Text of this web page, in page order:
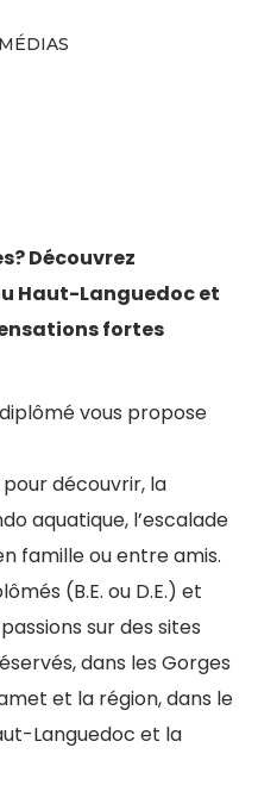
Découvrez
Haut-Languedoc et
fortes
vous propose
découvrir, la
aquatique, l’escalade
famille ou entre amis.
(B.E. ou D.E.) et
sur des sites
dans les Gorges
et la région, dans le
Languedoc et la